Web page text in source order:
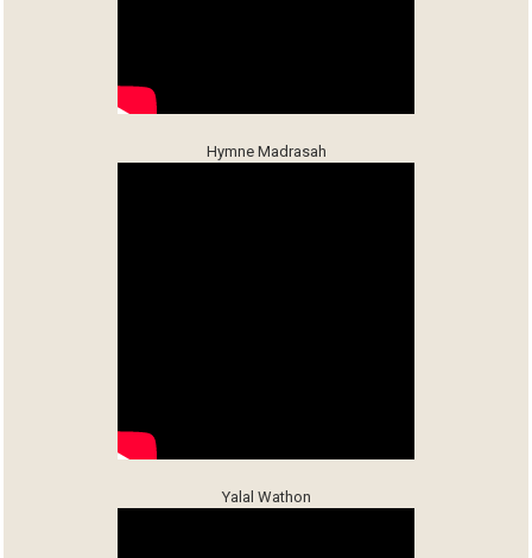
Hymne Madrasah
Yalal Wathon